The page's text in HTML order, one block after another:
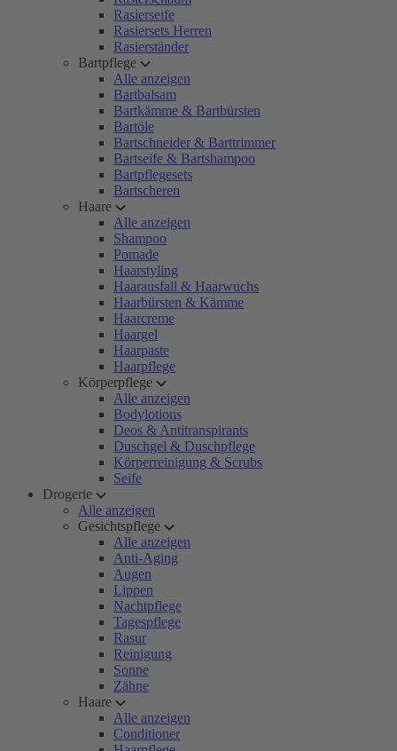
Rasierseife
Rasiersets Herren
Rasierständer
Bartpflege
Alle anzeigen
Bartbalsam
Bartkämme & Bartbürsten
Bartöle
Bartschneider & Barttrimmer
Bartseife & Bartshampoo
Bartpflegesets
Bartscheren
Haare
Alle anzeigen
Shampoo
Pomade
Haarstyling
Haarausfall & Haarwuchs
Haarbürsten & Kämme
Haarcreme
Haargel
Haarpaste
Haarpflege
Körperpflege
Alle anzeigen
Bodylotions
Deos & Antitranspirants
Duschgel & Duschpflege
Körperreinigung & Scrubs
Seife
Drogerie
Alle anzeigen
Gesichtspflege
Alle anzeigen
Anti-Aging
Augen
Lippen
Nachtpflege
Tagespflege
Rasur
Reinigung
Sonne
Zähne
Haare
Alle anzeigen
Conditioner